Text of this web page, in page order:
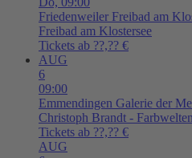
Friedenweiler Freibad am
Freibad am Klostersee
Tickets ab ??,?? €
AUG
6
09:00
Emmendingen Galerie der
Christoph Brandt - Farbwelten
Tickets ab ??,?? €
AUG